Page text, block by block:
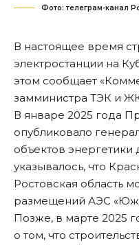
Фото: телеграм-канал
В настоящее время
электростанции на
этом сообщает «
замминистра ТЭК и
В январе 2025 года
опубликовало
объектов энергетики
указывалось, что
Ростовская область
размещений АЭС
Позже, в марте 2025
о том, что